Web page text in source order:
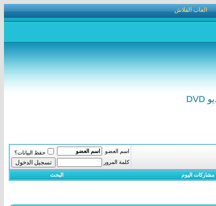
العاب الفلاش
اسم العضو
حفظ البيانات؟
كلمة المرور
مشاركات اليوم البحث